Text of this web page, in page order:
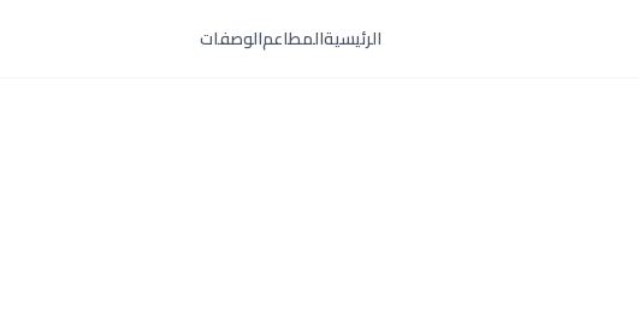
الرئيسيةالمطاعمالوصفات